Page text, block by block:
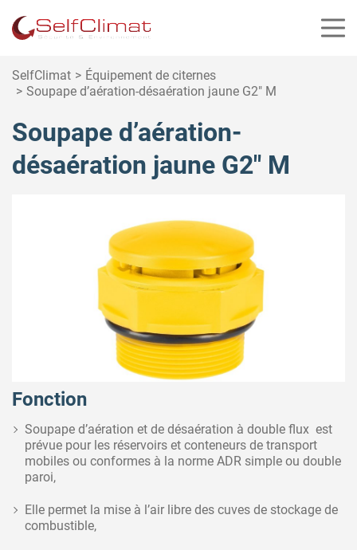
SelfClimat
Équipement de citernes
Soupape d’aération-désaération jaune G2″ M
Soupape d’aération-
désaération jaune G2″ M
Fonction
Soupape d’aération et de désaération à double flux est
prévue pour les réservoirs et conteneurs de transport
mobiles ou conformes à la norme ADR simple ou double
paroi,
Elle permet la mise à l’air libre des cuves de stockage de
combustible,